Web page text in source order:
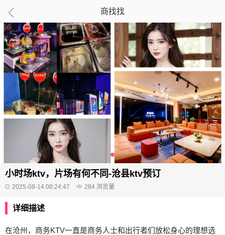
商找找
小时场ktv，片场有何不同-沧县ktv预订
2025-08-14 08:24:47 284 浏览量
详细描述
在沧州，商务KTV一直是商务人士和出行者们放松身心的理想选